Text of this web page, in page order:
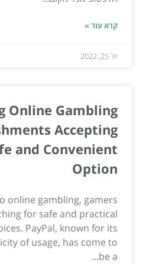
קרא עוד »
יול 25, 2022
Online Gambling
Accepting
and Convenient
Option
online gambling, gamers
for safe and practical
PayPal, known for its
of usage, has come to
be a...